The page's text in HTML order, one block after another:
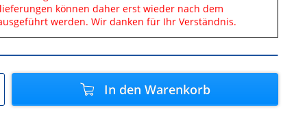
können daher erst wieder nach dem
werden. Wir danken für Ihr Verständnis.
In den Warenkorb